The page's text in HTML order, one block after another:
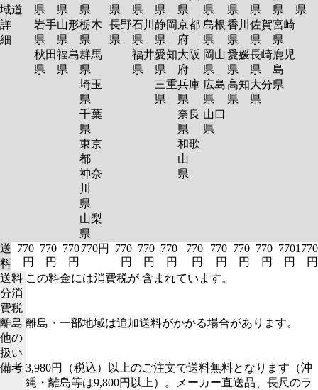
域
詳
細
道 県
岩手
県
秋田
県
県
山形
県
福島
県
県
栃木
県
群馬
県
埼玉
県
千葉
県
東京
都
神奈
川
県
山梨
県
県
長野
県
県
石川
県
福井
県
県
静岡
県
愛知
県
三重
県
県
京都
府
大阪
府
兵庫
県
奈良
県
和歌
山
県
県
島根
県
岡山
県
広島
県
山口
県
県
香川
県
愛媛
県
高知
県
県
佐賀
県
長崎
県
大分
県
県
宮崎
県
鹿児
島
県
県
送
料
770
円
770
円
770
円
770円
770
円
770
円
770
円
770
円
770
円
770
円
770
円
770
円
1770
円
送料
分消
費税
この料金には消費税が 含まれています。
離島
他の
扱い
離島・一部地域は追加送料がかかる場合があります。
備考 3,980円（税込）以上のご注文で送料無料となります（沖
縄・離島等は9,800円以上）。メーカー直送品、長尺のラ